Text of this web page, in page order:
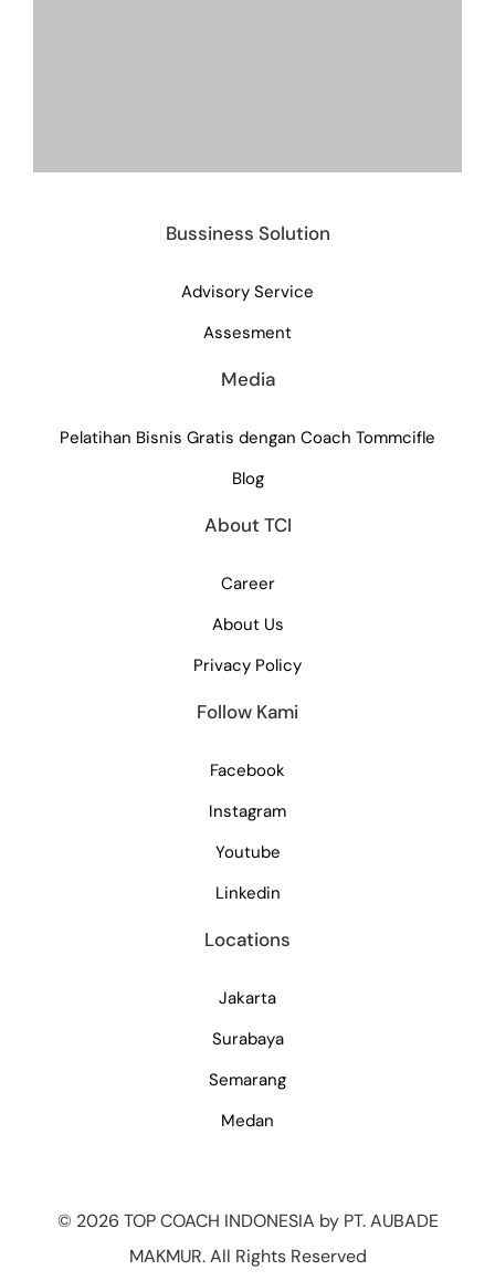
Bussiness Solution
Advisory Service
Assesment
Media
Pelatihan Bisnis Gratis dengan Coach Tommcifle
Blog
About TCI
Career
About Us
Privacy Policy
Follow Kami
Facebook
Instagram
Youtube
Linkedin
Locations
Jakarta
Surabaya
Semarang
Medan
© 2026 TOP COACH INDONESIA by PT. AUBADE
MAKMUR. All Rights Reserved